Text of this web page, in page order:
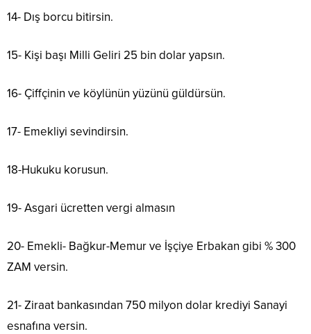
14- Dış borcu bitirsin.
15- Kişi başı Milli Geliri 25 bin dolar yapsın.
16- Çiffçinin ve köylünün yüzünü güldürsün.
17- Emekliyi sevindirsin.
18-Hukuku korusun.
19- Asgari ücretten vergi almasın
20- Emekli- Bağkur-Memur ve İşçiye Erbakan gibi % 300
ZAM versin.
21- Ziraat bankasından 750 milyon dolar krediyi Sanayi
esnafına versin.